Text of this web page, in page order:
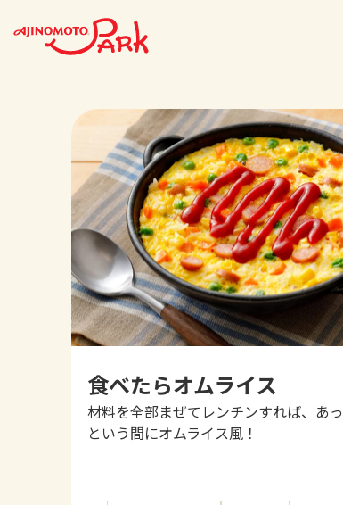
食べたらオムライス
材料を全部まぜてレンチンすれば、あっ
という間にオムライス風！